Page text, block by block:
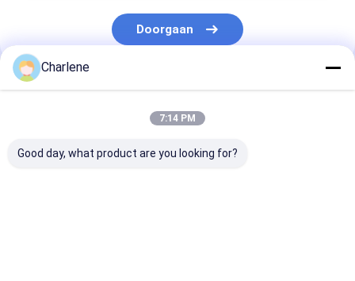
Doorgaan
Onze Categorieën
Charlene
7:14 PM
Good day, what product are you looking for?